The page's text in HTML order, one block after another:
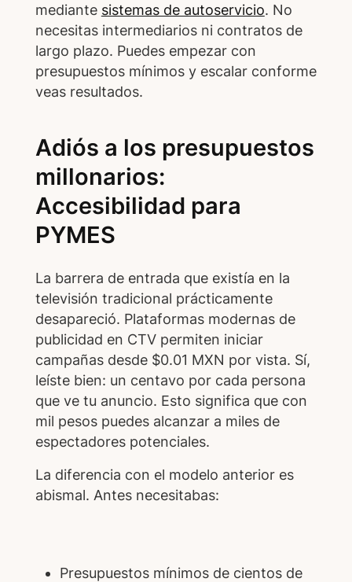
mediante sistemas de autoservicio. No
necesitas intermediarios ni contratos de
largo plazo. Puedes empezar con
presupuestos mínimos y escalar conforme
veas resultados.
Adiós a los presupuestos
millonarios:
Accesibilidad para
PYMES
La barrera de entrada que existía en la
televisión tradicional prácticamente
desapareció. Plataformas modernas de
publicidad en CTV permiten iniciar
campañas desde $0.01 MXN por vista. Sí,
leíste bien: un centavo por cada persona
que ve tu anuncio. Esto significa que con
mil pesos puedes alcanzar a miles de
espectadores potenciales.
La diferencia con el modelo anterior es
abismal. Antes necesitabas:
Presupuestos mínimos de cientos de